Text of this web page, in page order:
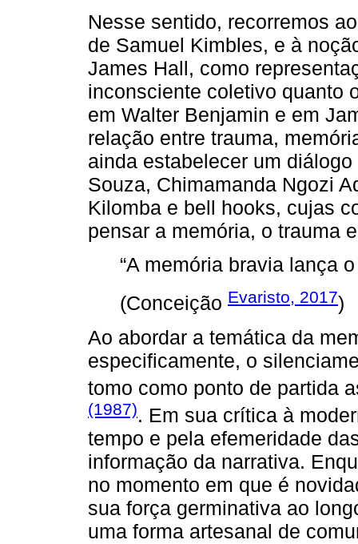
Nesse sentido, recorremos
de Samuel Kimbles, e à
James Hall, como
inconsciente coletivo quanto
em Walter Benjamin e em
relação entre trauma,
ainda estabelecer um
Souza, Chimamanda Ngozi
Kilomba e bell hooks, cujas
pensar a memória, o trauma
“A memória bravia lança
(Conceição Evaristo, 2017)
Ao abordar a temática da
especificamente, o
tomo como ponto de partida
(1987). Em sua crítica à
tempo e pela efemeridade
informação da narrativa.
no momento em que é
sua força germinativa ao
uma forma artesanal de